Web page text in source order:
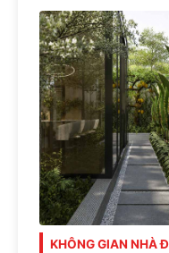
KHÔNG GIAN NHÀ